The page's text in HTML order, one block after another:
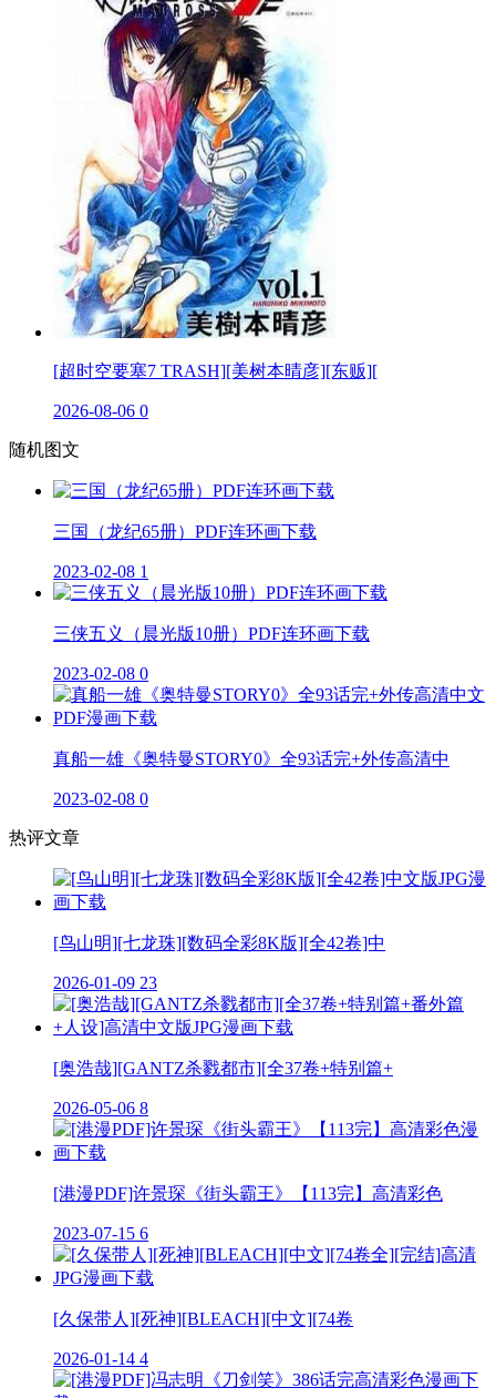
[超时空要塞7 TRASH][美树本晴彦][东贩][
2026-08-06 0
随机图文
三国（龙纪65册）PDF连环画下载
2023-02-08 1
三侠五义（晨光版10册）PDF连环画下载
2023-02-08 0
真船一雄《奥特曼STORY0》全93话完+外传高清中
2023-02-08 0
热评文章
[鸟山明][七龙珠][数码全彩8K版][全42卷]中
2026-01-09 23
[奥浩哉][GANTZ杀戮都市][全37卷+特别篇+
2026-05-06 8
[港漫PDF]许景琛《街头霸王》【113完】高清彩色
2023-07-15 6
[久保带人][死神][BLEACH][中文][74卷
2026-01-14 4